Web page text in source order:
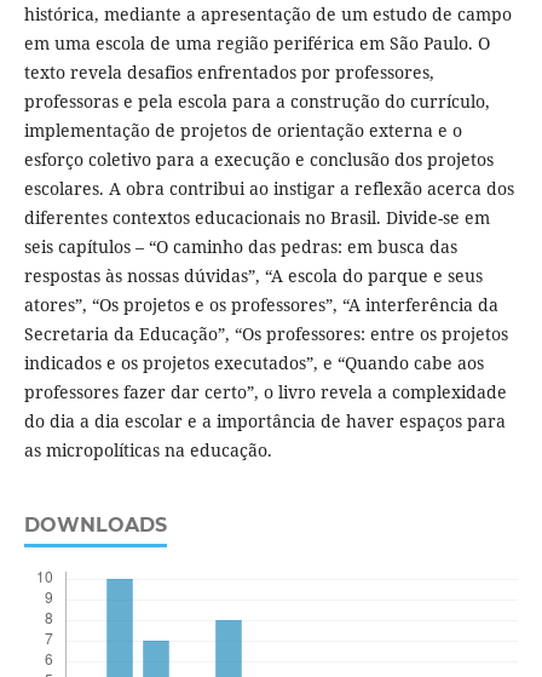
histórica, mediante a apresentação de um estudo de campo
em uma escola de uma região periférica em São Paulo. O
texto revela desafios enfrentados por professores,
professoras e pela escola para a construção do currículo,
implementação de projetos de orientação externa e o
esforço coletivo para a execução e conclusão dos projetos
escolares. A obra contribui ao instigar a reflexão acerca dos
diferentes contextos educacionais no Brasil. Divide-se em
seis capítulos – “O caminho das pedras: em busca das
respostas às nossas dúvidas”, “A escola do parque e seus
atores”, “Os projetos e os professores”, “A interferência da
Secretaria da Educação”, “Os professores: entre os projetos
indicados e os projetos executados”, e “Quando cabe aos
professores fazer dar certo”, o livro revela a complexidade
do dia a dia escolar e a importância de haver espaços para
as micropolíticas na educação.
DOWNLOADS